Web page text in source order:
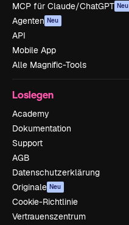
MCP für Claude/ChatGPT Neu
Agenten Neu
API
Mobile App
Alle Magnific-Tools
Loslegen
Academy
Dokumentation
Support
AGB
Datenschutzerklärung
Originale Neu
Cookie-Richtlinie
Vertrauenszentrum